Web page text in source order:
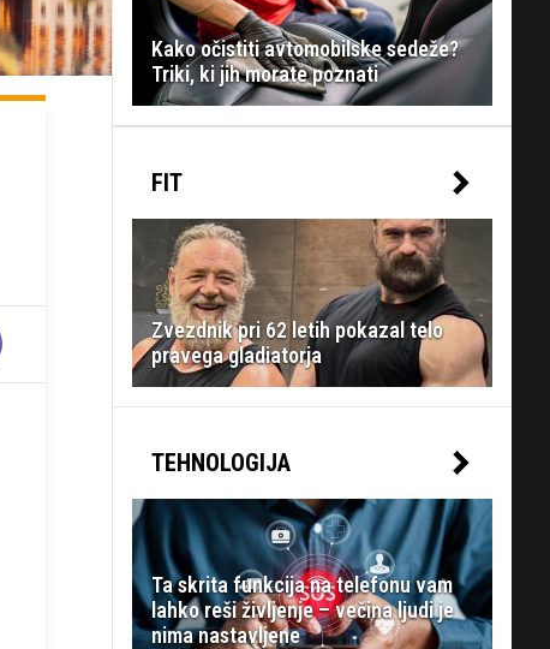
Kako očistiti avtomobilske sedeže?
Triki, ki jih morate poznati
FIT
Zvezdnik pri 62 letih pokazal telo
pravega gladiatorja
TEHNOLOGIJA
Ta skrita funkcija na telefonu vam
lahko reši življenje – večina ljudi je
nima nastavljene